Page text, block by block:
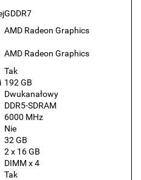
GDDR7
AMD Radeon Graphics
AMD Radeon Graphics
Tak
192 GB
Dwukanałowy
DDR5-SDRAM
6000 MHz
Nie
32 GB
2 x 16 GB
DIMM x 4
Tak